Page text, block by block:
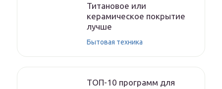
Титановое или
керамическое покрытие
лучше
Бытовая техника
ТОП-10 программ для